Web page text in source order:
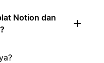
Notion dan